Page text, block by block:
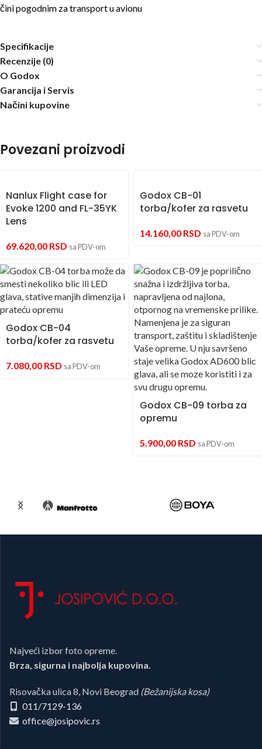
čini pogodnim za transport u avionu
Specifikacije
Recenzije (0)
O Godox
Garancija i Servis
Načini kupovine
Povezani proizvodi
Nanlux Flight case for
Evoke 1200 and FL-35YK
Lens
69.620,00 RSD sa PDV-om
Godox CB-01
torba/kofer za rasvetu
14.160,00 RSD sa PDV-om
Godox CB-04
torba/kofer za rasvetu
7.080,00 RSD sa PDV-om
Godox CB-09 torba za
opremu
5.900,00 RSD sa PDV-om
Najveći izbor foto opreme.
Brza, sigurna i najbolja kupovina.
Risovačka ulica 8, Novi Beograd (Bežanijska kosa)
011/7129-136
office@josipovic.rs